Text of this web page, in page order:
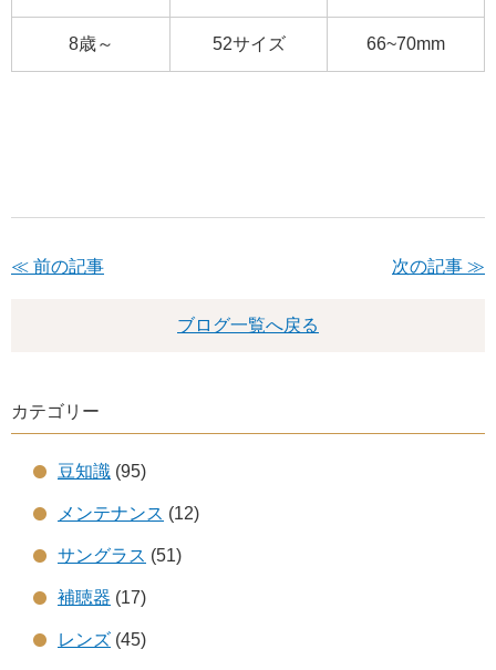
8歳～ 52サイズ 66~70mm
≪ 前の記事 次の記事 ≫
ブログ一覧へ戻る
カテゴリー
豆知識 (95)
メンテナンス (12)
サングラス (51)
補聴器 (17)
レンズ (45)